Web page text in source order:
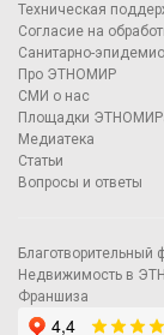
Техническая
Согласие на
Санитарно-
Про ЭТНОМИР
СМИ о нас
Площадки
Медиатека
Статьи
Вопросы и ответы
Благотворительный
Недвижимость в
Франшиза